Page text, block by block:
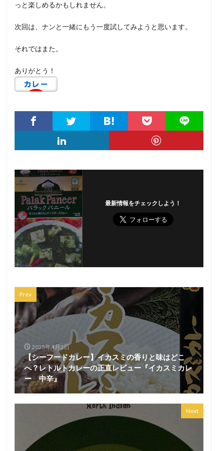
っと楽しめるかもしれません。
次回は、ナンと一緒にもう一度試してみようと思います。
それではまた。
ありがとう！
最新情報をチェックしよう！
Prev
2025年4月2日
【シーフードカレー】イカスミの香りと味はどこ
へ？レトルトカレーの正直レビュー『イカスミカレ
ー 中辛』
Next